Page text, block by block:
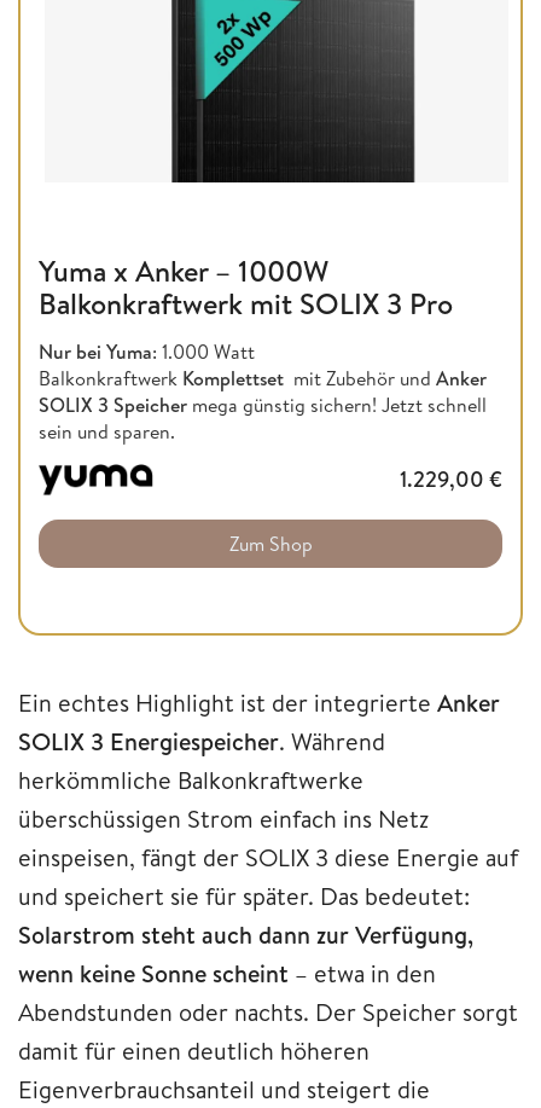
Yuma x Anker – 1000W
Balkonkraftwerk mit SOLIX 3 Pro
Nur bei Yuma: 1.000 Watt
Balkonkraftwerk Komplettset mit Zubehör und Anker
SOLIX 3 Speicher mega günstig sichern! Jetzt schnell
sein und sparen.
1.229,00 €
Zum Shop
Ein echtes Highlight ist der integrierte Anker
SOLIX 3 Energiespeicher. Während
herkömmliche Balkonkraftwerke
überschüssigen Strom einfach ins Netz
einspeisen, fängt der SOLIX 3 diese Energie auf
und speichert sie für später. Das bedeutet:
Solarstrom steht auch dann zur Verfügung,
wenn keine Sonne scheint – etwa in den
Abendstunden oder nachts. Der Speicher sorgt
damit für einen deutlich höheren
Eigenverbrauchsanteil und steigert die